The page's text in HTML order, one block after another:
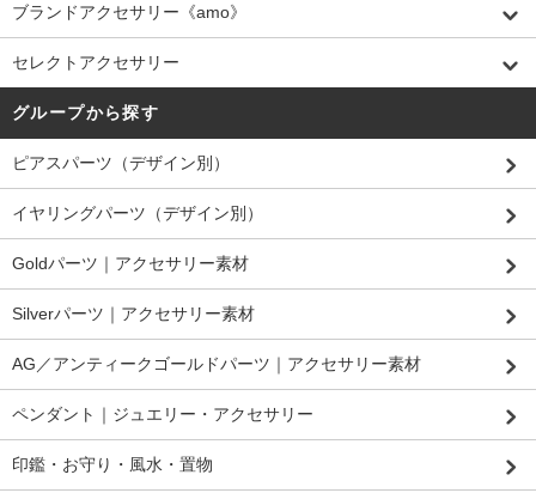
ブランドアクセサリー《amo》
セレクトアクセサリー
グループから探す
ピアスパーツ（デザイン別）
イヤリングパーツ（デザイン別）
Goldパーツ｜アクセサリー素材
Silverパーツ｜アクセサリー素材
AG／アンティークゴールドパーツ｜アクセサリー素材
ペンダント｜ジュエリー・アクセサリー
印鑑・お守り・風水・置物